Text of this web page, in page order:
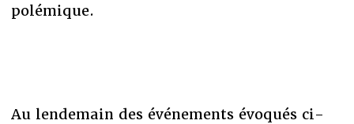
polémique.
Au lendemain des événements évoqués ci-